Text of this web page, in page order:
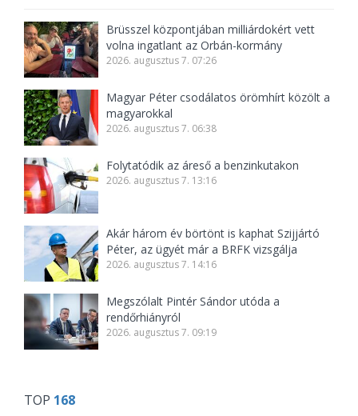
Brüsszel központjában milliárdokért vett
volna ingatlant az Orbán-kormány
2026. augusztus 7. 07:26
Magyar Péter csodálatos örömhírt közölt a
magyarokkal
2026. augusztus 7. 06:38
Folytatódik az áreső a benzinkutakon
2026. augusztus 7. 13:16
Akár három év börtönt is kaphat Szijjártó
Péter, az ügyét már a BRFK vizsgálja
2026. augusztus 7. 14:16
Megszólalt Pintér Sándor utóda a
rendőrhiányról
2026. augusztus 7. 09:19
TOP 168